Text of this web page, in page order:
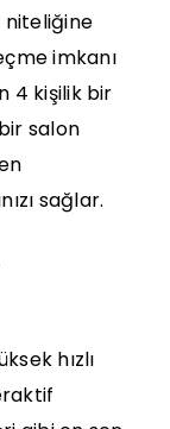
niteliğine
imkanı
4 kişilik bir
salon
sağlar.
hızlı